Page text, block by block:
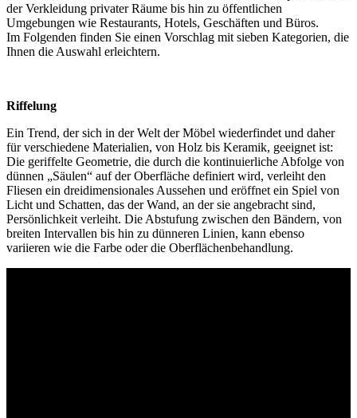
der Verkleidung privater Räume bis hin zu öffentlichen
Umgebungen wie Restaurants, Hotels, Geschäften und Büros.
Im Folgenden finden Sie einen Vorschlag mit sieben Kategorien, die
Ihnen die Auswahl erleichtern.
Riffelung
Ein Trend, der sich in der Welt der Möbel wiederfindet und daher
für verschiedene Materialien, von Holz bis Keramik, geeignet ist:
Die geriffelte Geometrie, die durch die kontinuierliche Abfolge von
dünnen „Säulen“ auf der Oberfläche definiert wird, verleiht den
Fliesen ein dreidimensionales Aussehen und eröffnet ein Spiel von
Licht und Schatten, das der Wand, an der sie angebracht sind,
Persönlichkeit verleiht. Die Abstufung zwischen den Bändern, von
breiten Intervallen bis hin zu dünneren Linien, kann ebenso
variieren wie die Farbe oder die Oberflächenbehandlung.